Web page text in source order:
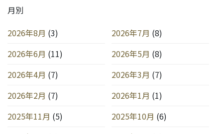
月別
2026年8月 (3) 2026年7月 (8)
2026年6月 (11) 2026年5月 (8)
2026年4月 (7) 2026年3月 (7)
2026年2月 (7) 2026年1月 (1)
2025年11月 (5) 2025年10月 (6)